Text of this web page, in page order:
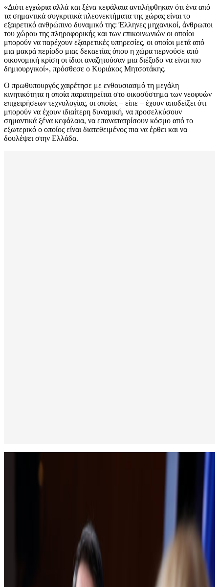
«Διότι εγχώρια αλλά και ξένα κεφάλαια αντιλήφθηκαν ότι ένα από
τα σημαντικά συγκριτικά πλεονεκτήματα της χώρας είναι το
εξαιρετικό ανθρώπινο δυναμικό της: Έλληνες μηχανικοί, άνθρωποι
του χώρου της πληροφορικής και των επικοινωνιών οι οποίοι
μπορούν να παρέχουν εξαιρετικές υπηρεσίες, οι οποίοι μετά από
μια μακρά περίοδο μιας δεκαετίας όπου η χώρα περνούσε από
οικονομική κρίση οι ίδιοι αναζητούσαν μια διέξοδο να είναι πιο
δημιουργικοί», πρόσθεσε ο Κυριάκος Μητσοτάκης.
Ο πρωθυπουργός χαιρέτησε με ενθουσιασμό τη μεγάλη
κινητικότητα η οποία παρατηρείται στο οικοσύστημα των νεοφυών
επιχειρήσεων τεχνολογίας, οι οποίες – είπε – έχουν αποδείξει ότι
μπορούν να έχουν ιδιαίτερη δυναμική, να προσελκύσουν
σημαντικά ξένα κεφάλαια, να επαναπατρίσουν κόσμο από το
εξωτερικό ο οποίος είναι διατεθειμένος πια να έρθει και να
δουλέψει στην Ελλάδα.